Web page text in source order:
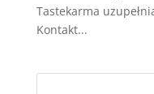
Tastekarma
Kontakt...